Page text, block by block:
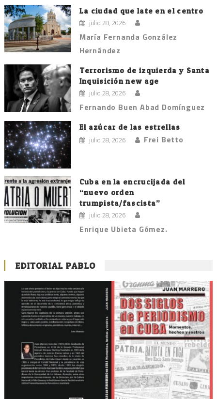
La ciudad que late en el centro
julio 28, 2026
María Fernanda González
Hernández
Terrorismo de izquierda y Santa
Inquisición new age
julio 28, 2026
Fernando Buen Abad Domínguez
El azúcar de las estrellas
julio 28, 2026 Frei Betto
Cuba en la encrucijada del
“nuevo orden
trumpista/fascista”
julio 28, 2026
Enrique Ubieta Gómez.
EDITORIAL PABLO